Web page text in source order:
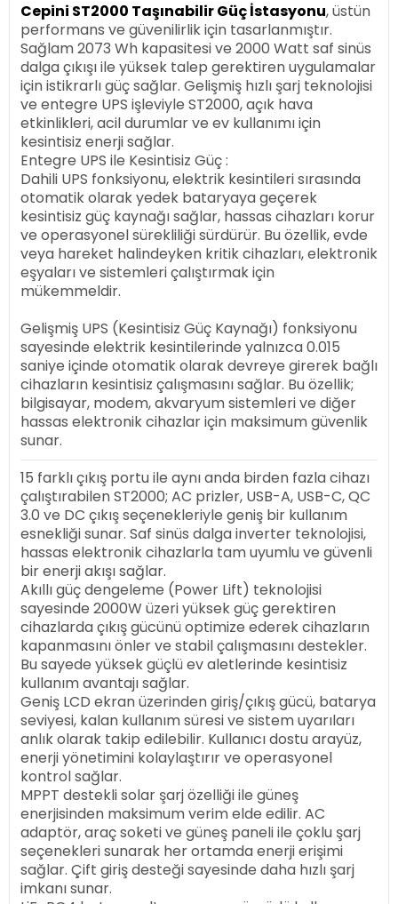
Cepini ST2000 Taşınabilir Güç İstasyonu, üstün
performans ve güvenilirlik için tasarlanmıştır.
Sağlam 2073 Wh kapasitesi ve 2000 Watt saf sinüs
dalga çıkışı ile yüksek talep gerektiren uygulamalar
için istikrarlı güç sağlar. Gelişmiş hızlı şarj teknolojisi
ve entegre UPS işleviyle ST2000, açık hava
etkinlikleri, acil durumlar ve ev kullanımı için
kesintisiz enerji sağlar.
Entegre UPS ile Kesintisiz Güç :
Dahili UPS fonksiyonu, elektrik kesintileri sırasında
otomatik olarak yedek bataryaya geçerek
kesintisiz güç kaynağı sağlar, hassas cihazları korur
ve operasyonel sürekliliği sürdürür. Bu özellik, evde
veya hareket halindeyken kritik cihazları, elektronik
eşyaları ve sistemleri çalıştırmak için
mükemmeldir.
Gelişmiş UPS (Kesintisiz Güç Kaynağı) fonksiyonu
sayesinde elektrik kesintilerinde yalnızca 0.015
saniye içinde otomatik olarak devreye girerek bağlı
cihazların kesintisiz çalışmasını sağlar. Bu özellik;
bilgisayar, modem, akvaryum sistemleri ve diğer
hassas elektronik cihazlar için maksimum güvenlik
sunar.
15 farklı çıkış portu ile aynı anda birden fazla cihazı
çalıştırabilen ST2000; AC prizler, USB-A, USB-C, QC
3.0 ve DC çıkış seçenekleriyle geniş bir kullanım
esnekliği sunar. Saf sinüs dalga inverter teknolojisi,
hassas elektronik cihazlarla tam uyumlu ve güvenli
bir enerji akışı sağlar.
Akıllı güç dengeleme (Power Lift) teknolojisi
sayesinde 2000W üzeri yüksek güç gerektiren
cihazlarda çıkış gücünü optimize ederek cihazların
kapanmasını önler ve stabil çalışmasını destekler.
Bu sayede yüksek güçlü ev aletlerinde kesintisiz
kullanım avantajı sağlar.
Geniş LCD ekran üzerinden giriş/çıkış gücü, batarya
seviyesi, kalan kullanım süresi ve sistem uyarıları
anlık olarak takip edilebilir. Kullanıcı dostu arayüz,
enerji yönetimini kolaylaştırır ve operasyonel
kontrol sağlar.
MPPT destekli solar şarj özelliği ile güneş
enerjisinden maksimum verim elde edilir. AC
adaptör, araç soketi ve güneş paneli ile çoklu şarj
seçenekleri sunarak her ortamda enerji erişimi
sağlar. Çift giriş desteği sayesinde daha hızlı şarj
imkanı sunar.